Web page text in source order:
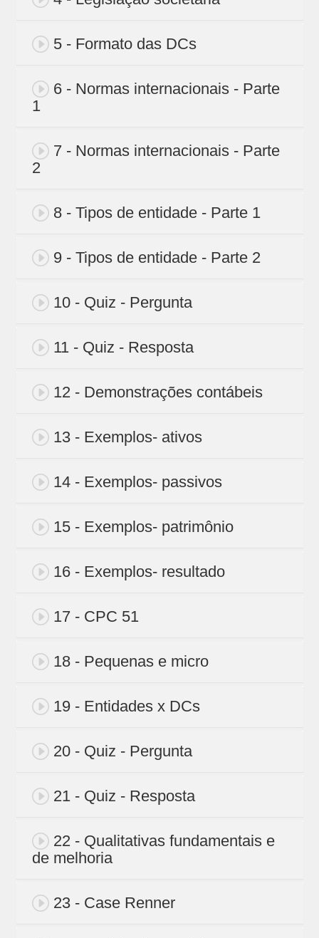
5 - Formato das DCs
6 - Normas internacionais - Parte
1
7 - Normas internacionais - Parte
2
8 - Tipos de entidade - Parte 1
9 - Tipos de entidade - Parte 2
10 - Quiz - Pergunta
11 - Quiz - Resposta
12 - Demonstrações contábeis
13 - Exemplos- ativos
14 - Exemplos- passivos
15 - Exemplos- patrimônio
16 - Exemplos- resultado
17 - CPC 51
18 - Pequenas e micro
19 - Entidades x DCs
20 - Quiz - Pergunta
21 - Quiz - Resposta
22 - Qualitativas fundamentais e
de melhoria
23 - Case Renner